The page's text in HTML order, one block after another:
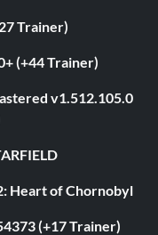
Trainer)
(+44 Trainer)
v1.512.105.0
Heart of Chornobyl
(+17 Trainer)